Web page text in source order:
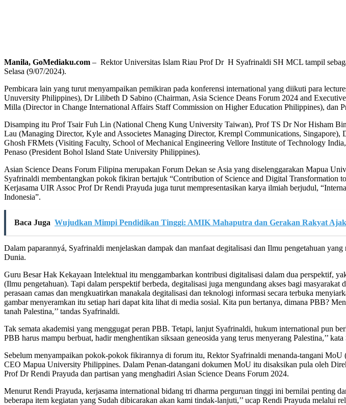
Manila, GoMediaku.com – Rektor Universitas Islam Riau Prof Dr H Syafrinaldi SH MCL tampil
Selasa (9/07/2024).
Pembicara lain yang turut menyampaikan pemikiran pada konferensi international yang diikuti para
Unuversity Philippines), Dr Lilibeth D Sabino (Chairman, Asia Science Deans Forum 2024 and
Milla (Director in Change International Affairs Staff Commission on Higher Education Philippines), dan
Disamping itu Prof Tsair Fuh Lin (National Cheng Kung University Taiwan), Prof TS Dr Nor Hisham
Lau (Managing Director, Kyle and Associetes Managing Director, Krempl Communications,
Ghosh FRMets (Visiting Faculty, School of Mechanical Engineering Vellore Institute of Technology
Penaso (President Bohol Island State University Philippines).
Asian Science Deans Forum Filipina merupakan Forum Dekan se Asia yang diselenggarakan Mapua
Syafrinaldi membentangkan pokok fikiran bertajuk “Contribution of Science and Digital Transformation
Kerjasama UIR Assoc Prof Dr Rendi Prayuda juga turut mempresentasikan karya ilmiah berjudul,
Indonesia”.
Baca Juga Wujudkan Mimpi Pendidikan Tinggi: AMIK Mahaputra dan Gerakan Rakyat
Dalam paparannyá, Syafrinaldi menjelaskan dampak dan manfaat degitalisasi dan Ilmu pengetahuan
Dunia.
Guru Besar Hak Kekayaan Intelektual itu menggambarkan kontribusi digitalisasi dalam dua perspektif,
(Ilmu pengetahuan). Tapi dalam perspektif berbeda, degitalisasi juga mengundang akses bagi
perasaan camas dan mengkuatirkan manakala degitalisasi dan teknologi informasi secara terbuka
gambar menyeramkan itu setiap hari dapat kita lihat di media sosial. Kita pun bertanya, dimana PBB?
tanah Palestina,’’ tandas Syafrinaldi.
Tak semata akademisi yang menggugat peran PBB. Tetapi, lanjut Syafrinaldi, hukum international pun
PBB harus mampu berbuat, hadir menghentikan siksaan geneosida yang terus menyerang Palestina,’’
Sebelum menyampaikan pokok-pokok fikirannya di forum itu, Rektor Syafrinaldi menanda-tangani
CEO Mapua University Philippines. Dalam Penan-datangani dokumen MoU itu disaksikan pula oleh
Prof Dr Rendi Prayuda dan partisan yang menghadiri Asian Science Deans Forum 2024.
Menurut Rendi Prayuda, kerjasama international bidang tri dharma perguruan tinggi ini bernilai penting
beberapa item kegiatan yang Sudah dibicarakan akan kami tindak-lanjuti,’’ ucap Rendi Prayuda melalui